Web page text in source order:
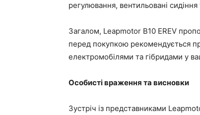
регулювання, вентильовані
Загалом, Leapmotor B10 EREV
перед покупкою рекомендується
електромобілями та гібридами у
Особисті враження та висновки
Зустріч із представниками